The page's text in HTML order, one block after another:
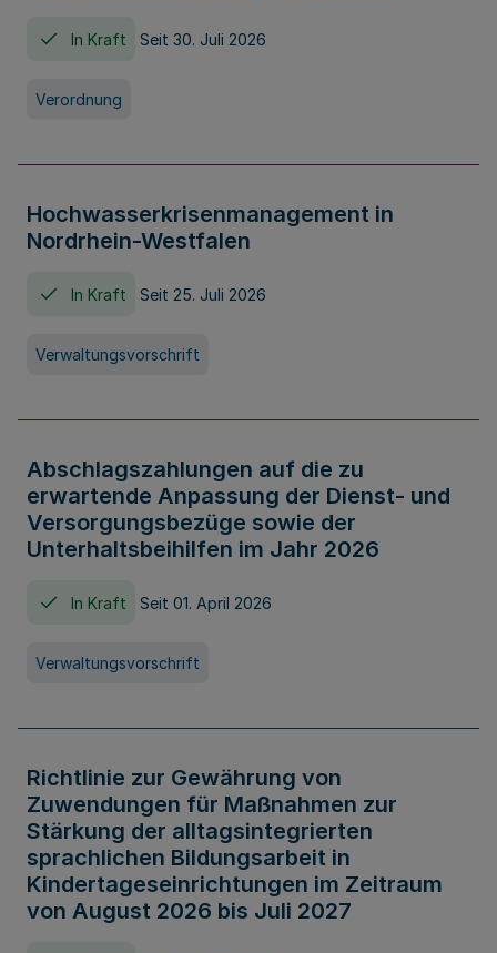
In Kraft Seit 30. Juli 2026
Verordnung
Hochwasserkrisenmanagement in
Nordrhein-Westfalen
In Kraft Seit 25. Juli 2026
Verwaltungsvorschrift
Abschlagszahlungen auf die zu
erwartende Anpassung der Dienst- und
Versorgungsbezüge sowie der
Unterhaltsbeihilfen im Jahr 2026
In Kraft Seit 01. April 2026
Verwaltungsvorschrift
Richtlinie zur Gewährung von
Zuwendungen für Maßnahmen zur
Stärkung der alltagsintegrierten
sprachlichen Bildungsarbeit in
Kindertageseinrichtungen im Zeitraum
von August 2026 bis Juli 2027